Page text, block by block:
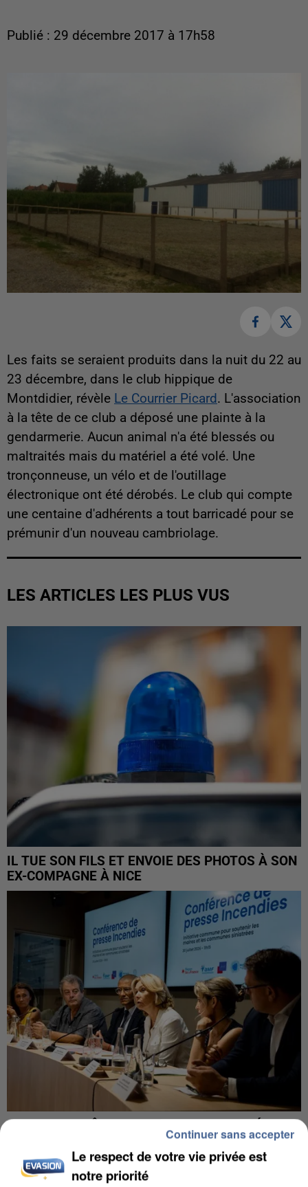
Publié : 29 décembre 2017 à 17h58
Les faits se seraient produits dans la nuit du 22 au
23 décembre, dans le club hippique de
Montdidier, révèle Le Courrier Picard. L'association
à la tête de ce club a déposé une plainte à la
gendarmerie. Aucun animal n'a été blessés ou
maltraités mais du matériel a été volé. Une
tronçonneuse, un vélo et de l'outillage
électronique ont été dérobés. Le club qui compte
une centaine d'adhérents a tout barricadé pour se
prémunir d'un nouveau cambriolage.
LES ARTICLES LES PLUS VUS
IL TUE SON FILS ET ENVOIE DES PHOTOS À SON
EX-COMPAGNE À NICE
INCENDIES : L’ÎLE-DE-FRANCE LANCE UN ÉLAN
DE SOLIDARITÉ AVEC LES...
Le respect de votre vie privée est
notre priorité
Continuer sans accepter